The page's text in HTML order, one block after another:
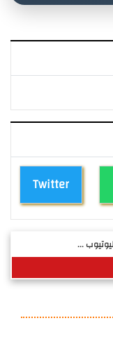
Twitter
...